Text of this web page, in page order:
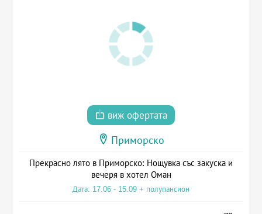
виж офертата
Приморско
Прекрасно лято в Приморско: Нощувка със закуска и
вечеря в хотел Оман
Дата: 17.06 - 15.09 + полупансион